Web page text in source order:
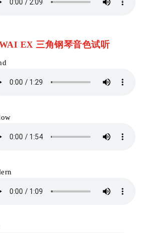
EX 三角钢琴音色试听